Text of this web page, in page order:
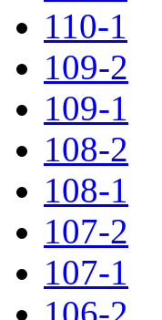
110-1
109-2
109-1
108-2
108-1
107-2
107-1